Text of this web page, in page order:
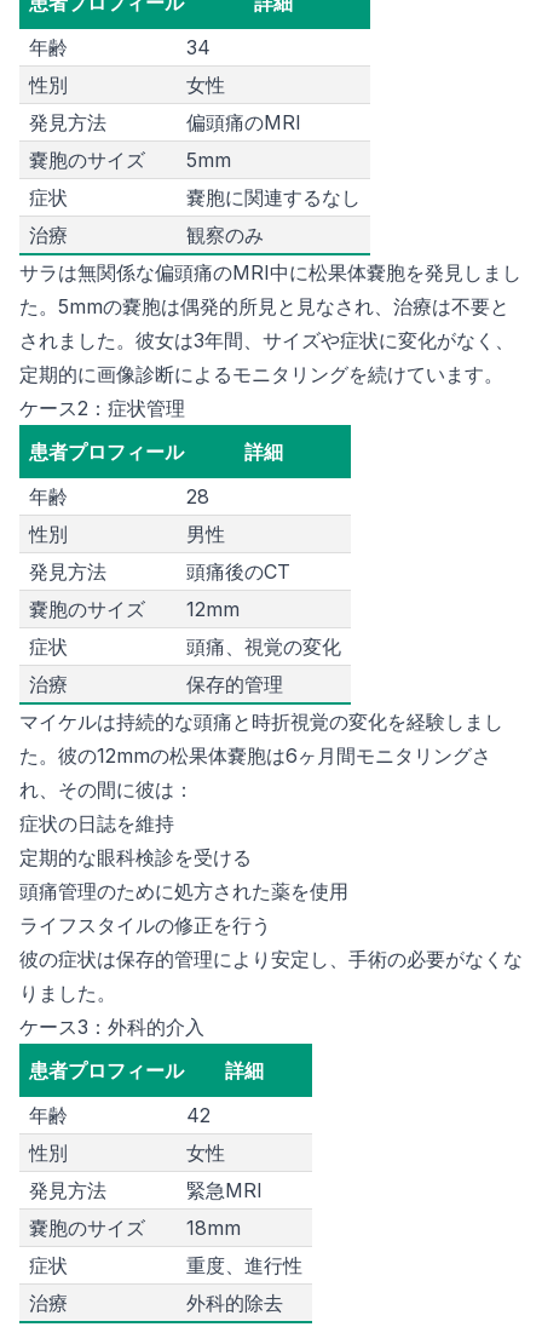
年齢
34
性別
女性
発見方法
偏頭痛のMRI
嚢胞のサイズ
5mm
症状
嚢胞に関連するなし
治療
観察のみ
サラは無関係な偏頭痛のMRI中に松果体嚢胞を発見しまし
た。5mmの嚢胞は偶発的所見と見なされ、治療は不要と
されました。彼女は3年間、サイズや症状に変化がなく、
定期的に画像診断によるモニタリングを続けています。
ケース2：症状管理
患者プロフィール
詳細
年齢
28
性別
男性
発見方法
頭痛後のCT
嚢胞のサイズ
12mm
症状
頭痛、視覚の変化
治療
保存的管理
マイケルは持続的な頭痛と時折視覚の変化を経験しまし
た。彼の12mmの松果体嚢胞は6ヶ月間モニタリングさ
れ、その間に彼は：
症状の日誌を維持
定期的な眼科検診を受ける
頭痛管理のために処方された薬を使用
ライフスタイルの修正を行う
彼の症状は保存的管理により安定し、手術の必要がなくな
りました。
ケース3：外科的介入
患者プロフィール
詳細
年齢
42
性別
女性
発見方法
緊急MRI
嚢胞のサイズ
18mm
症状
重度、進行性
治療
外科的除去